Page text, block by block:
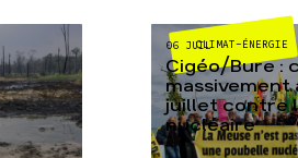
CLIMAT-ÉNERGIE
06 JUIL
Cigéo/Bure :
massivement
juillet contre
nucléaire